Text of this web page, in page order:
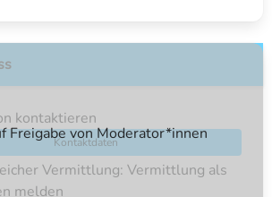
Freigabe von Moderator*innen
kontaktieren
Kontaktdaten
Vermittlung: Vermittlung als
melden